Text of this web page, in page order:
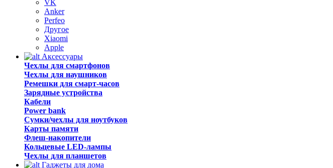
VK
Anker
Perfeo
Другое
Xiaomi
Apple
Аксессуары
Чехлы для смартфонов
Чехлы для наушников
Ремешки для смарт-часов
Зарядные устройства
Кабели
Power bank
Сумки/чехлы для ноутбуков
Карты памяти
Флеш-накопители
Кольцевые LED-лампы
Чехлы для планшетов
Гаджеты для дома